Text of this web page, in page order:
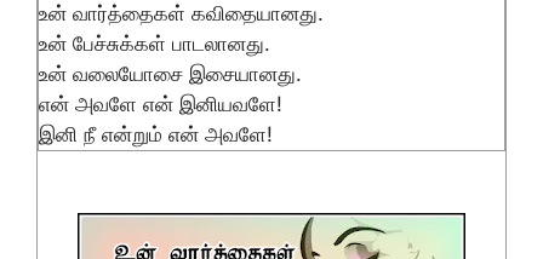
உன் வார்த்தைகள் கவிதையானது.
உன் பேச்சுக்கள் பாடலானது.
உன் வலையோசை இசையானது.
என் அவளே என் இனியவளே!
இனி நீ என்றும் என் அவளே!